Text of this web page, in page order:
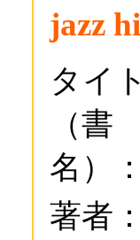
jazz
タイ
（書
名）：
著者：